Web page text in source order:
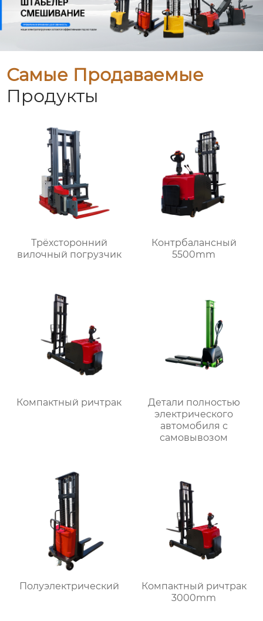
Самые Продаваемые
Продукты
Трёхсторонний
вилочный погрузчик
Контрбалансный
5500mm
Компактный ричтрак
Детали полностью
электрического
автомобиля с
самовывозом
Полуэлектрический
Компактный ричтрак
3000mm